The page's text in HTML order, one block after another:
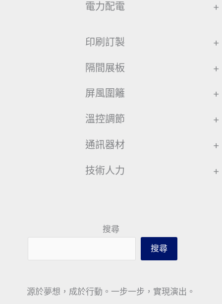
電力配電 +
印刷訂製 +
隔間展板 +
屏風圍籬 +
溫控調節 +
通訊器材 +
技術人力 +
搜尋
搜尋
源於夢想，成於行動。一步一步，實現演出。